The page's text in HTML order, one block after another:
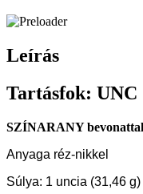
Leírás
Tartásfok: UNC
SZÍNARANY bevonattal
Anyaga réz-nikkel
Súlya: 1 uncia (31,46 g)